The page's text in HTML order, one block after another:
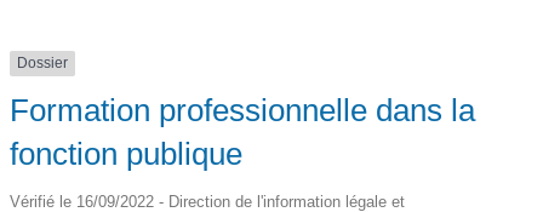
Dossier
Formation professionnelle dans la
fonction publique
Vérifié le 16/09/2022 - Direction de l'information légale et